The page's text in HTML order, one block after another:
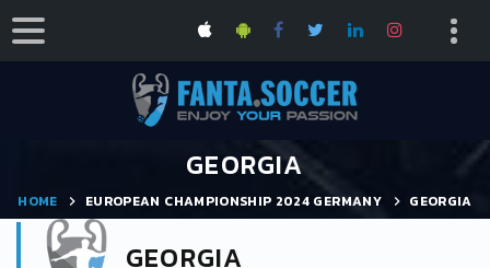
GEORGIA
HOME EUROPEAN CHAMPIONSHIP 2024 GERMANY GEORGIA
GEORGIA